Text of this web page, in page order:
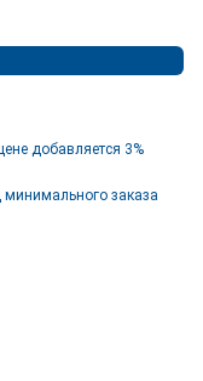
добавляется 3%
заказа